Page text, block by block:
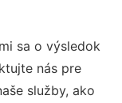
sa o výsledok
nás pre
služby, ako